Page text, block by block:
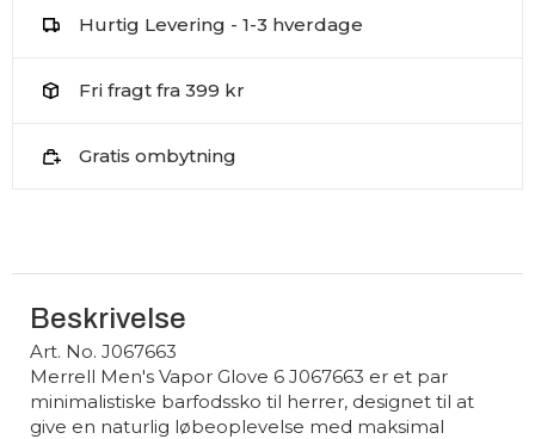
Hurtig Levering - 1-3 hverdage
Fri fragt fra 399 kr
Gratis ombytning
Beskrivelse
Art. No. J067663
Merrell Men's Vapor Glove 6 J067663 er et par
minimalistiske barfodssko til herrer, designet til at
give en naturlig løbeoplevelse med maksimal